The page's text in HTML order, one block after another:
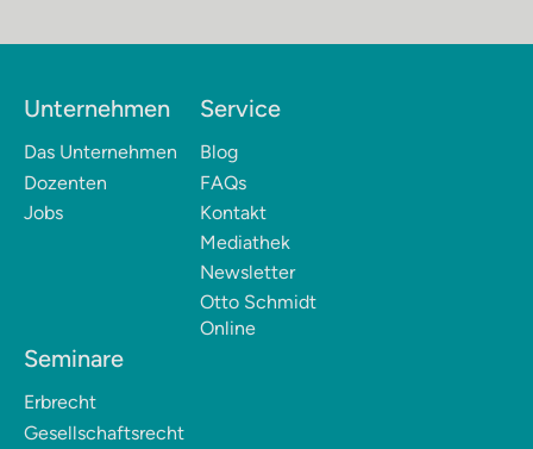
Unternehmen
Das Unternehmen
Dozenten
Jobs
Service
Blog
FAQs
Kontakt
Mediathek
Newsletter
Otto Schmidt
Online
Seminare
Erbrecht
Gesellschaftsrecht